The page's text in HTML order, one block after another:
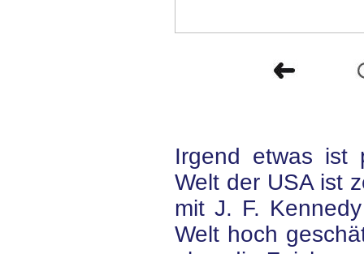
Irgend etwas ist
Welt der USA ist
mit J. F.
Welt hoch